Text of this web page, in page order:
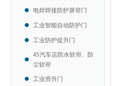
电焊焊接防护屏帘门
工业智能自动防护门
工业防护提升门
4S汽车店防水软帘、防
尘软帘
工业滑升门